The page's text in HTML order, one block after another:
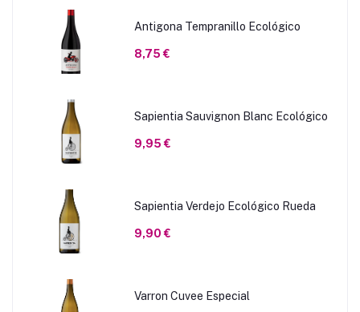
Antigona Tempranillo Ecológico
8,75 €
Sapientia Sauvignon Blanc Ecológico
9,95 €
Sapientia Verdejo Ecológico Rueda
9,90 €
Varron Cuvee Especial